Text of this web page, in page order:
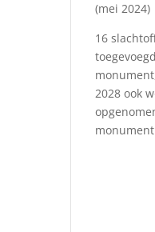
(mei 2024)
16
2028 ook